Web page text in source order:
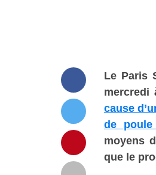
Le Paris
mercredi
cause
de
moyens
que le